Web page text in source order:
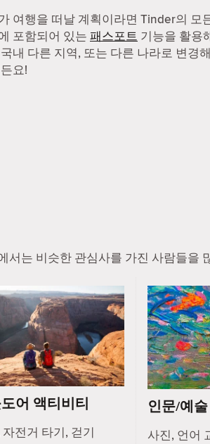
여행을 떠날 계획이라면 Tinder의 모
포함되어 있는 패스포트 기능을 활용
내 다른 지역, 또는 다른 나라로 변경
요!
서는 비슷한 관심사를 가진 사람들을
어 액티비티
전거 타기, 걷기
인문/예술
사진, 언어